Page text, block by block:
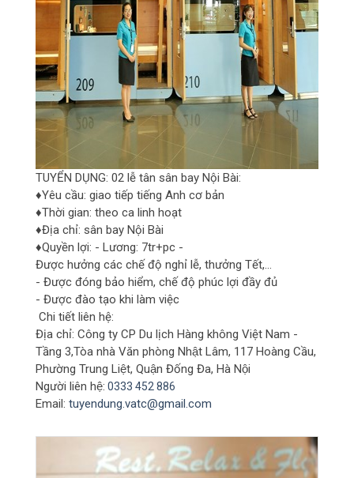
TUYỂN DỤNG: 02 lễ tân sân bay Nội Bài:
♦Yêu cầu: giao tiếp tiếng Anh cơ bản
♦Thời gian: theo ca linh hoạt
♦Địa chỉ: sân bay Nội Bài
♦Quyền lợi: - Lương: 7tr+pc -
Được hưởng các chế độ nghỉ lễ, thưởng Tết,...
- Được đóng bảo hiểm, chế độ phúc lợi đầy đủ
- Được đào tạo khi làm việc
Chi tiết liên hệ:
Địa chỉ: Công ty CP Du lịch Hàng không Việt Nam -
Tầng 3,Tòa nhà Văn phòng Nhật Lâm, 117 Hoàng Cầu,
Phường Trung Liệt, Quận Đống Đa, Hà Nội
Người liên hệ: 0333 452 886
Email: tuyendung.vatc@gmail.com